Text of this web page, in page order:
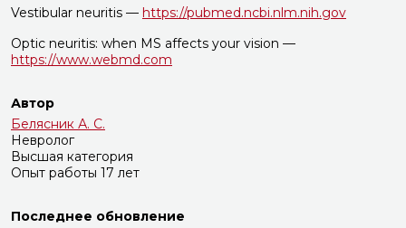
Vestibular neuritis — https://pubmed.ncbi.nlm.nih.gov
Optic neuritis: when MS affects your vision —
https://www.webmd.com
Автор
Белясник А. С.
Невролог
Высшая категория
Опыт работы 17 лет
Последнее обновление